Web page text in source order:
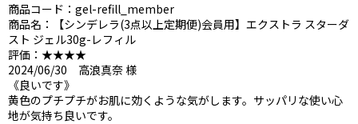
商品コード：gel-refill_member
商品名：【シンデレラ(3点以上定期便)会員用】エクストラ スターダ
スト ジェル30g-レフィル
評価：★★★★
2024/06/30 高浪真奈 様
《良いです》
黄色のプチプチがお肌に効くような気がします。サッパリな使い心
地が気持ち良いです。